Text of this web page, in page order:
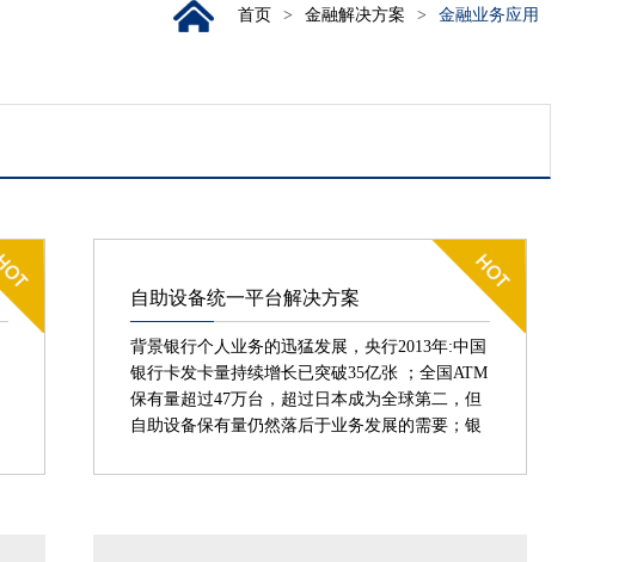
首页 > 金融解决方案 > 金融业务应用
自助设备统一平台解决方案
背景银行个人业务的迅猛发展，央行2013年:中国
银行卡发卡量持续增长已突破35亿张 ；全国ATM
保有量超过47万台，超过日本成为全球第二，但
自助设备保有量仍然落后于业务发展的需要；银